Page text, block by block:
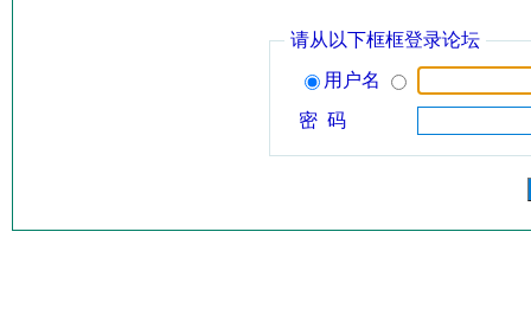
请从以下框框登录论坛
用户名
密 码